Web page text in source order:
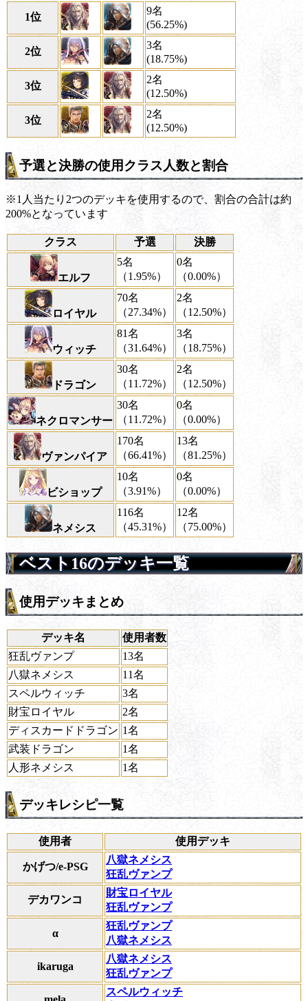
1位
9名
(56.25%)
2位
3名
(18.75%)
3位
2名
(12.50%)
3位
2名
(12.50%)
予選と決勝の使用クラス人数と割合
※1人当たり2つのデッキを使用するので、割合の合計は約
200%となっています
クラス 予選 決勝
エルフ
5名
（1.95%）
0名
（0.00%）
ロイヤル
70名
（27.34%）
2名
（12.50%）
ウィッチ
81名
（31.64%）
3名
（18.75%）
ドラゴン
30名
（11.72%）
2名
（12.50%）
ネクロマンサー
30名
（11.72%）
0名
（0.00%）
ヴァンパイア
170名
（66.41%）
13名
（81.25%）
ビショップ
10名
（3.91%）
0名
（0.00%）
ネメシス
116名
（45.31%）
12名
（75.00%）
ベスト16のデッキ一覧
使用デッキまとめ
デッキ名
使用者数
狂乱ヴァンプ
13名
八獄ネメシス
11名
スペルウィッチ
3名
財宝ロイヤル
2名
ディスカードドラゴン 1名
武装ドラゴン
1名
人形ネメシス
1名
デッキレシピ一覧
使用者 使用デッキ
かげつ/e-PSG
八獄ネメシス
狂乱ヴァンプ
デカワンコ
財宝ロイヤル
狂乱ヴァンプ
α
狂乱ヴァンプ
八獄ネメシス
ikaruga
八獄ネメシス
狂乱ヴァンプ
スペルウィッチ